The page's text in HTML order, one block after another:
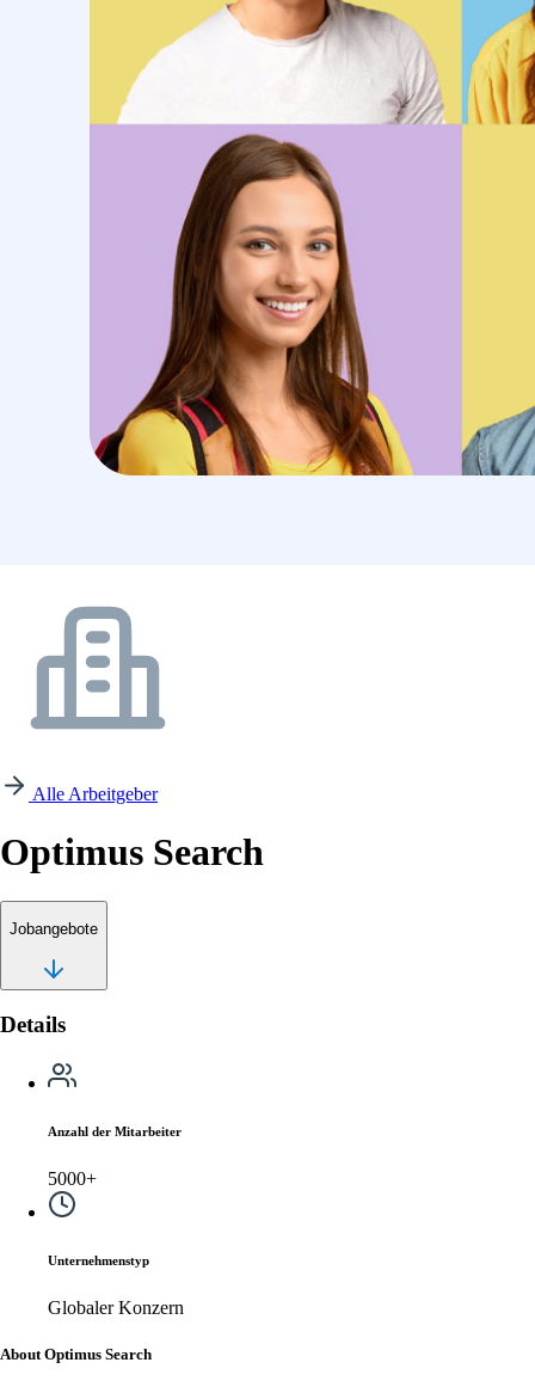
Alle Arbeitgeber
Optimus Search
Jobangebote
Details
Anzahl der Mitarbeiter
5000+
Unternehmenstyp
Globaler Konzern
About Optimus Search